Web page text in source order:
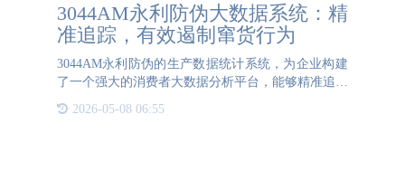
3044AM永利防伪大数据系统：精
准追踪，有效遏制窜货行为
3044AM永利防伪的生产数据统计系统，为企业构建
了一个强大的消费者大数据分析平台，能够精准追踪
该系统通过整合分销商与消费者的扫码数据，实现了
2026-05-08 06:55